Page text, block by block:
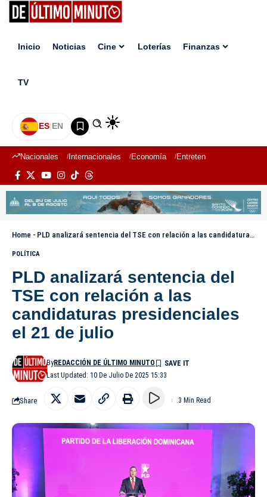
Inicio Noticias Cine Loterías Finanzas
TV
ES|EN
Nacionales Internacionales Economía Entretenimiento
Home - PLD analizará sentencia del TSE con relación a las candidaturas presidenciales el 21 de julio
POLÍTICA
PLD analizará sentencia del
TSE con relación a las
candidaturas presidenciales
el 21 de julio
Last Updated: 10 De Julio De 2025 15:33
ByREDACCIÓN DE ÚLTIMO MINUTO
Share 3 Min Read